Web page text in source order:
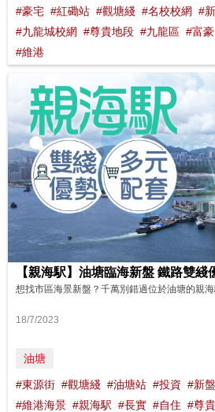
#豪宅 #紅磡站 #觀塘綫 #名校校網 #
#九龍城校網 #尊貴地段 #九龍區 #富豪
#維港
18/7/2023
油塘
#東源街 #觀塘綫 #油塘站 #投資 #新
#維港海景 #親海駅 #長實 #自住 #尊